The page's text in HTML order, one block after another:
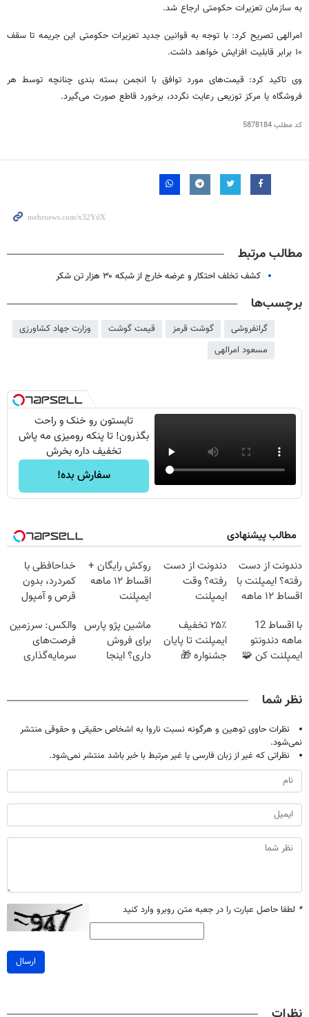
به سازمان تعزیرات حکومتی ارجاع شد.
امرالهی تصریح کرد: با توجه به قوانین جدید تعزیرات حکومتی این جریمه تا سقف
۱۰ برابر قابلیت افزایش خواهد داشت.
وی تاکید کرد: قیمت‌های مورد توافق با انجمن بسته بندی چنانچه توسط هر
فروشگاه یا مرکز توزیعی رعایت نگردد، برخورد قاطع صورت می‌گیرد.
کد مطلب5878184
مطالب مرتبط
کشف تخلف احتکار و عرضه خارج از شبکه ۳۰ هزار تن شکر
برچسب‌ها
گرانفروشی گوشت قرمز قیمت گوشت
وزارت جهاد کشاورزی
مسعود امرالهی
تابستون رو خنک و راحت
بگذرون! تا پنکه رومیزی مه پاش
تخفیف داره بخرش
سفارش بده!
مطالب پیشنهادی
دندونت از دست
رفته؟ ایمپلنت با
اقساط ۱۲ ماهه
دندونت از دست
رفته؟ وقت
ایمپلنت
روکش رایگان +
اقساط ۱۲ ماهه
ایمپلنت
خداحافظی با
کمردرد، بدون
قرص و آمپول
با اقساط 12
ماهه دندونتو
ایمپلنت کن 🧩
۲۵٪ تخفیف
ایمپلنت تا پایان
جشنواره 🎁
ماشین پژو پارس
برای فروش
داری؟ اینجا
والکس: سرزمین
فرصت‌های
سرمایه‌گذاری
نظر شما
نظرات حاوی توهین و هرگونه نسبت ناروا به اشخاص حقیقی و حقوقی منتشر
نمی‌شود.
نظراتی که غیر از زبان فارسی یا غیر مرتبط با خبر باشد منتشر نمی‌شود.
* لطفا حاصل عبارت را در جعبه متن روبرو وارد کنید
ارسال